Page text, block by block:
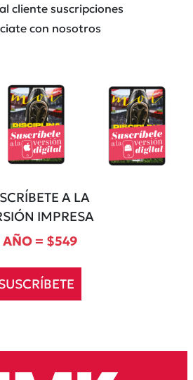
cliente suscripciones
con nosotros
A LA
IMPRESA
AÑO = $549